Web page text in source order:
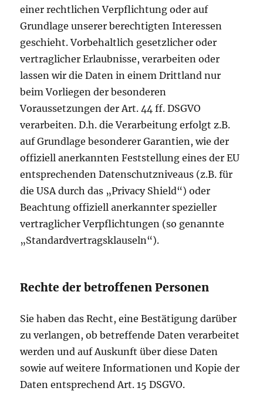
einer rechtlichen Verpflichtung oder auf
Grundlage unserer berechtigten Interessen
geschieht. Vorbehaltlich gesetzlicher oder
vertraglicher Erlaubnisse, verarbeiten oder
lassen wir die Daten in einem Drittland nur
beim Vorliegen der besonderen
Voraussetzungen der Art. 44 ff. DSGVO
verarbeiten. D.h. die Verarbeitung erfolgt z.B.
auf Grundlage besonderer Garantien, wie der
offiziell anerkannten Feststellung eines der EU
entsprechenden Datenschutzniveaus (z.B. für
die USA durch das „Privacy Shield“) oder
Beachtung offiziell anerkannter spezieller
vertraglicher Verpflichtungen (so genannte
„Standardvertragsklauseln“).
Rechte der betroffenen Personen
Sie haben das Recht, eine Bestätigung darüber
zu verlangen, ob betreffende Daten verarbeitet
werden und auf Auskunft über diese Daten
sowie auf weitere Informationen und Kopie der
Daten entsprechend Art. 15 DSGVO.